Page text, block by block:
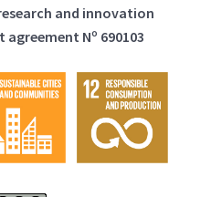
and innovation
Nº 690103